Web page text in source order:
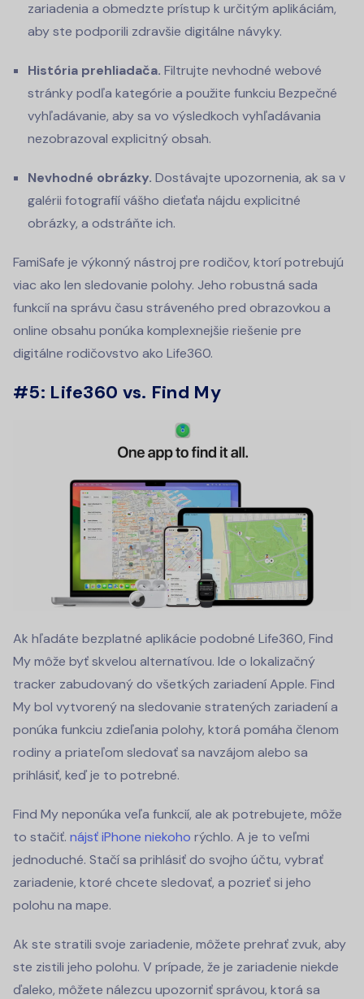
zariadenia a obmedzte prístup k určitým aplikáciám,
aby ste podporili zdravšie digitálne návyky.
História prehliadača. Filtrujte nevhodné webové
stránky podľa kategórie a použite funkciu Bezpečné
vyhľadávanie, aby sa vo výsledkoch vyhľadávania
nezobrazoval explicitný obsah.
Nevhodné obrázky. Dostávajte upozornenia, ak sa v
galérii fotografií vášho dieťaťa nájdu explicitné
obrázky, a odstráňte ich.
FamiSafe je výkonný nástroj pre rodičov, ktorí potrebujú
viac ako len sledovanie polohy. Jeho robustná sada
funkcií na správu času stráveného pred obrazovkou a
online obsahu ponúka komplexnejšie riešenie pre
digitálne rodičovstvo ako Life360.
#5: Life360 vs. Find My
Ak hľadáte bezplatné aplikácie podobné Life360, Find
My môže byť skvelou alternatívou. Ide o lokalizačný
tracker zabudovaný do všetkých zariadení Apple. Find
My bol vytvorený na sledovanie stratených zariadení a
ponúka funkciu zdieľania polohy, ktorá pomáha členom
rodiny a priateľom sledovať sa navzájom alebo sa
prihlásiť, keď je to potrebné.
Find My neponúka veľa funkcií, ale ak potrebujete, môže
to stačiť. nájsť iPhone niekoho rýchlo. A je to veľmi
jednoduché. Stačí sa prihlásiť do svojho účtu, vybrať
zariadenie, ktoré chcete sledovať, a pozrieť si jeho
polohu na mape.
Ak ste stratili svoje zariadenie, môžete prehrať zvuk, aby
ste zistili jeho polohu. V prípade, že je zariadenie niekde
ďaleko, môžete nálezcu upozorniť správou, ktorá sa